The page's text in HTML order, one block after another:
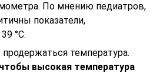
По мнению педиатров,
показатели,
°C.
температура.
высокая температура